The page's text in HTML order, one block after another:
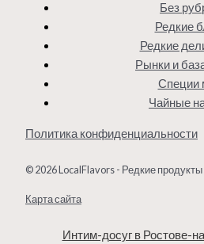
Без
Редкие
Редкие
Рынки и
Специи
Чайные
Политика конфиденциальности
© 2026 LocalFlavors - Редкие
Карта сайта
Интим-досуг в Ростове-